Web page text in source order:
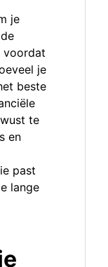
je
voordat
je
beste
te
en
past
lange